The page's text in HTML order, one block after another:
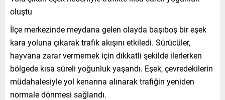
oluştu
İlçe merkezinde meydana gelen olayda başıboş bir eşek
kara yoluna çıkarak trafik akışını etkiledi. Sürücüler,
hayvana zarar vermemek için dikkatli şekilde ilerlerken
bölgede kısa süreli yoğunluk yaşandı. Eşek, çevredekilerin
müdahalesiyle yol kenarına alınarak trafiğin yeniden
normale dönmesi sağlandı.